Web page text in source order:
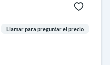
Llamar para preguntar el precio